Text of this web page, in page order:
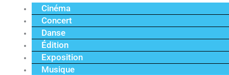
Cinéma
Concert
Danse
Édition
Exposition
Musique